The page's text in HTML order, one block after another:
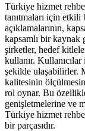
Türkiye hizmet
tanıtmaları için
açıklamalarının,
kapsamlı bir
şirketler, hedef
kullanır.
şekilde ulaşabilirler.
kalitesinin
rol oynar. Bu
genişletmelerine ve
Türkiye hizmet
bir parçasıdır.